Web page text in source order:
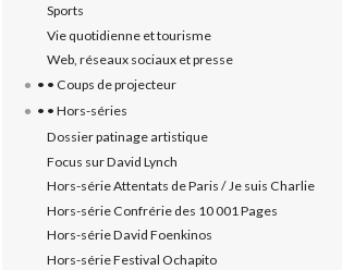
Sports
Vie quotidienne et tourisme
Web, réseaux sociaux et presse
• • Coups de projecteur
• • Hors-séries
Dossier patinage artistique
Focus sur David Lynch
Hors-série Attentats de Paris / Je suis Charlie
Hors-série Confrérie des 10 001 Pages
Hors-série David Foenkinos
Hors-série Festival Ochapito